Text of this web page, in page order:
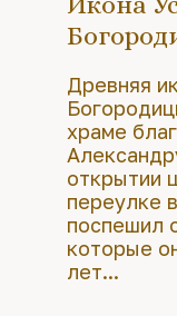
Древняя
храме
открытии
переулке
поспешил
которые
лет...